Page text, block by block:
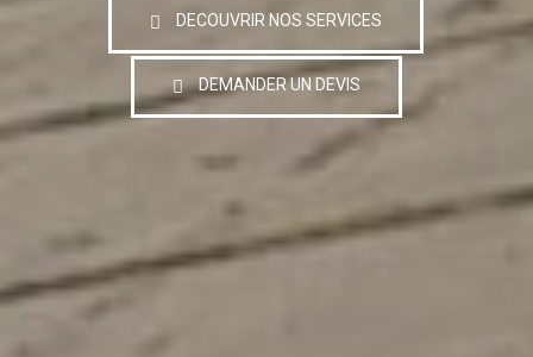
DECOUVRIR NOS SERVICES
DEMANDER UN DEVIS